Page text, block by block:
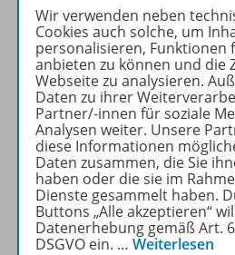
Beschreibung
Zugehörige Produkte
Audio
Veranstaltungen
Wir verwenden neben
Cookies auch solche, um
personalisieren, Funktionen
anbieten zu können und die
Webseite zu analysieren.
Daten zu ihrer
Partner/-innen für soziale
Analysen weiter. Unsere
diese Informationen
Daten zusammen, die Sie
haben oder die sie im
Dienste gesammelt haben.
Buttons „Alle akzeptieren“
Datenerhebung gemäß Art. 6
DSGVO ein. … Weiterlesen